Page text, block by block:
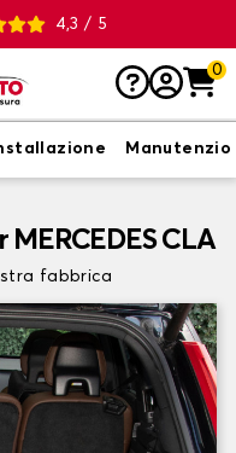
4,3 / 5
0
CLA
fabbrica